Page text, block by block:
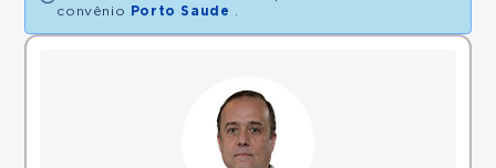
convênio
Porto Saude